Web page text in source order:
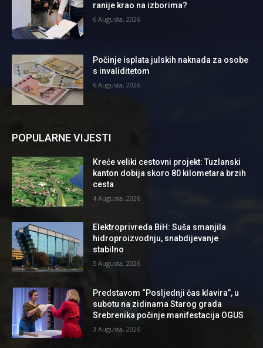
ranije krao na izborima?
6 Augusta, 2026
Počinje isplata julskih naknada za osobe
s invaliditetom
6 Augusta, 2026
POPULARNE VIJESTI
Kreće veliki cestovni projekt: Tuzlanski
kanton dobija skoro 80 kilometara brzih
cesta
4 Augusta, 2026
Elektroprivreda BiH: Suša smanjila
hidroproizvodnju, snabdijevanje
stabilno
5 Augusta, 2026
Predstavom “Posljednji čas klavira”, u
subotu na zidinama Starog grada
Srebrenika počinje manifestacija OGUS
3 Augusta, 2026